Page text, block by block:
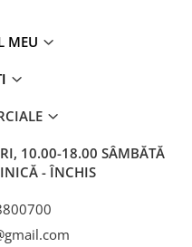
MEU
10.00-18.00 SÂMBĂTĂ
- ÎNCHIS